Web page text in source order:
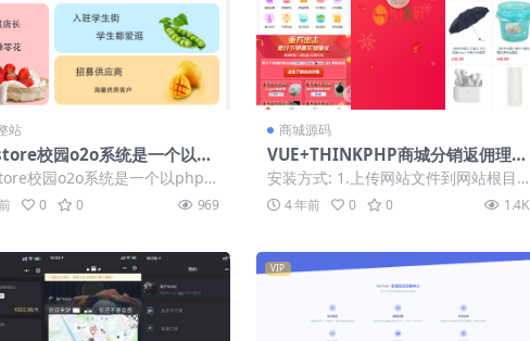
站
校园o2o系统是一个以ph
进行开发的主要针对校园
的O2O系统
校园o2o系统是一个以php+
进行开发的主要针对校园市...
0 0 969
商城源码
VUE+THINKPHP商城分销返佣理财
金融源码下载「站长亲测」
安装方式: 1.上传网站文件到网站根目
录 2.将数据库文件导入数据库 3.设置
伪...4 年前 0 0 1.4K
VIP